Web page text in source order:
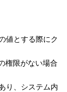
値とする際にク
権限がない場合
り、システム内